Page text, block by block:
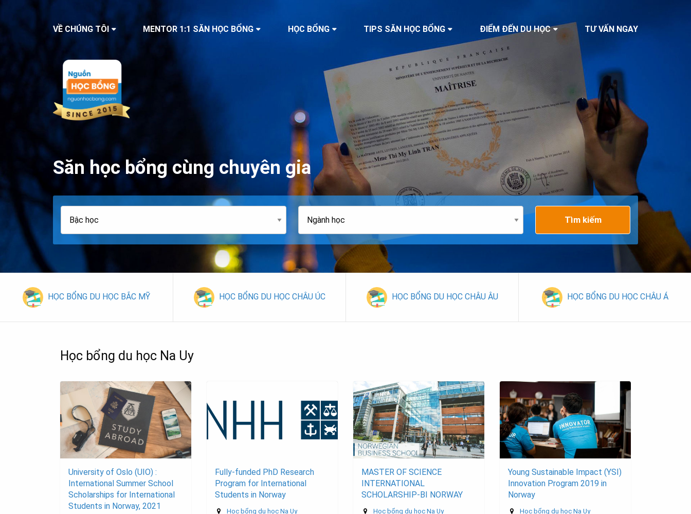
VỀ CHÚNG TÔI MENTOR 1:1 SĂN HỌC BỔNG HỌC BỔNG TIPS SĂN HỌC BỔNG ĐIỂM ĐẾN DU HỌC TƯ VẤN NGAY
Săn học bổng cùng chuyên gia
Tìm kiếm
HỌC BỔNG DU HỌC BẮC MỸ HỌC BỔNG DU HỌC CHÂU ÚC HỌC BỔNG DU HỌC CHÂU ÂU HỌC BỔNG DU HỌC CHÂU Á
Học bổng du học Na Uy
University of Oslo (UIO) :
International Summer School
Scholarships for International
Students in Norway, 2021
Fully-funded PhD Research
Program for International
Students in Norway
Học bổng du học Na Uy
MASTER OF SCIENCE
INTERNATIONAL
SCHOLARSHIP-BI NORWAY
Học bổng du học Na Uy
Young Sustainable Impact (YSI)
Innovation Program 2019 in
Norway
Học bổng du học Na Uy